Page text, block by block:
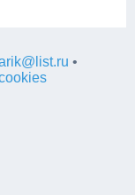
•